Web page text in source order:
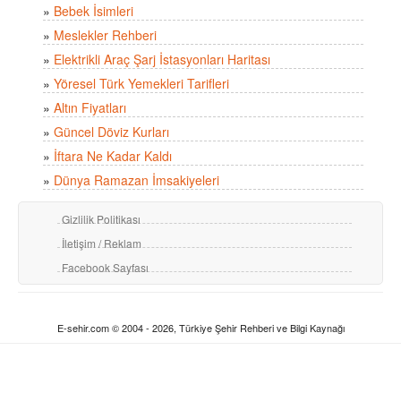
» Bebek İsimleri
» Meslekler Rehberi
» Elektrikli Araç Şarj İstasyonları Haritası
» Yöresel Türk Yemekleri Tarifleri
» Altın Fiyatları
» Güncel Döviz Kurları
» İftara Ne Kadar Kaldı
» Dünya Ramazan İmsakiyeleri
Gizlilik Politikası
İletişim / Reklam
Facebook Sayfası
E-sehir.com © 2004 - 2026, Türkiye Şehir Rehberi ve Bilgi Kaynağı